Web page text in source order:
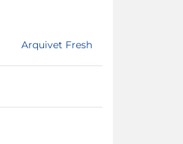
Arquivet Fresh